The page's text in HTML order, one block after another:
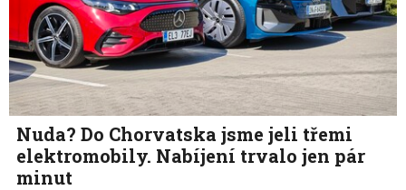
Nuda? Do Chorvatska jsme jeli třemi
elektromobily. Nabíjení trvalo jen pár
minut